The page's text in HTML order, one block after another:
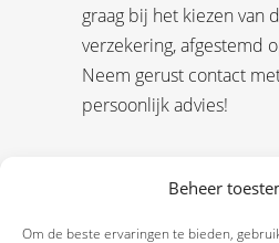
Beheer
Om de beste ervaringen te bieden,
graag bij het kiezen van
verzekering, afgestemd
Neem gerust contact
persoonlijk advies!